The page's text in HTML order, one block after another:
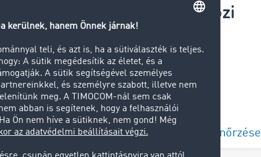
a TIMOCOM nemzetközi
megbízással
benyújtása Kérelem ellenőrzése